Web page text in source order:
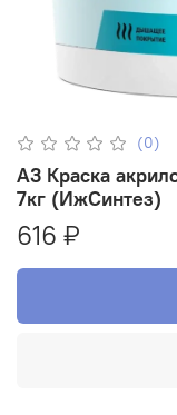
(0)
A3 Краска
7кг (ИжСинтез)
616 ₽